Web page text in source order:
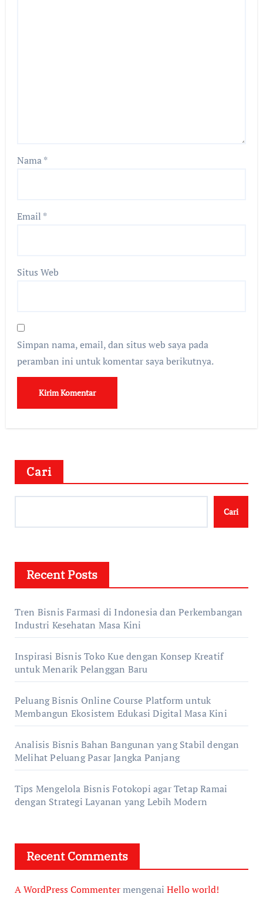
Nama*
Email *
Situs Web
Simpan nama, email, dan situs web saya pada
peramban ini untuk komentar saya berikutnya.
Cari
Cari
Recent Posts
Tren Bisnis Farmasi di Indonesia dan Perkembangan
Industri Kesehatan Masa Kini
Inspirasi Bisnis Toko Kue dengan Konsep Kreatif
untuk Menarik Pelanggan Baru
Peluang Bisnis Online Course Platform untuk
Membangun Ekosistem Edukasi Digital Masa Kini
Analisis Bisnis Bahan Bangunan yang Stabil dengan
Melihat Peluang Pasar Jangka Panjang
Tips Mengelola Bisnis Fotokopi agar Tetap Ramai
dengan Strategi Layanan yang Lebih Modern
Recent Comments
A WordPress Commentermengenai Hello world!